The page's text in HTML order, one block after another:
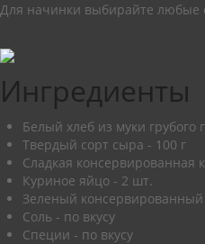
Для начинки выбирайте любые
Ингредиенты
Белый хлеб из муки грубого
Твердый сорт сыра - 100 г
Сладкая консервированная
Куриное яйцо - 2 шт.
Зеленый
Соль - по вкусу
Специи - по вкусу